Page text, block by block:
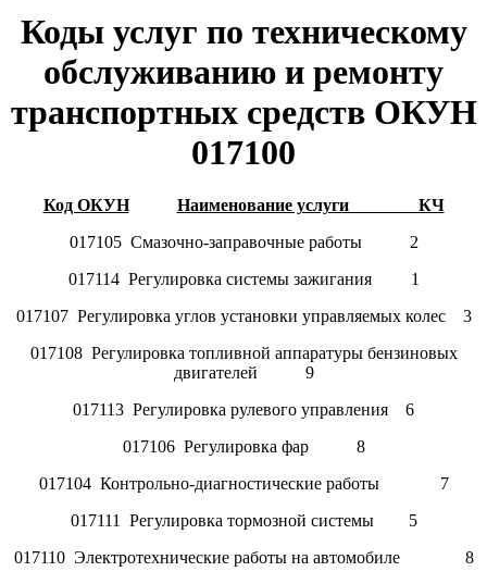
Коды услуг по техническому
обслуживанию и ремонту
транспортных средств ОКУН
017100
Код ОКУН
Наименование услуги КЧ
017105 Смазочно-заправочные работы 2
017114 Регулировка системы зажигания 1
017107 Регулировка углов установки управляемых колес 3
017108 Регулировка топливной аппаратуры бензиновых
двигателей 9
017113 Регулировка рулевого управления 6
017106 Регулировка фар 8
017104 Контрольно-диагностические работы 7
017111 Регулировка тормозной системы 5
017110 Электротехнические работы на автомобиле 8